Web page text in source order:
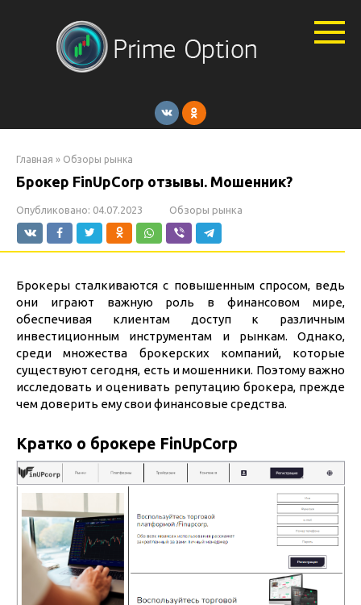
Главная » Обзоры рынка
Брокер FinUpCorp отзывы. Мошенник?
Опубликовано: 04.07.2023 Обзоры рынка
Брокеры сталкиваются с повышенным спросом, ведь
они играют важную роль в финансовом мире,
обеспечивая клиентам доступ к различным
инвестиционным инструментам и рынкам. Однако,
среди множества брокерских компаний, которые
существуют сегодня, есть и мошенники. Поэтому важно
исследовать и оценивать репутацию брокера, прежде
чем доверить ему свои финансовые средства.
Кратко о брокере FinUpCorp